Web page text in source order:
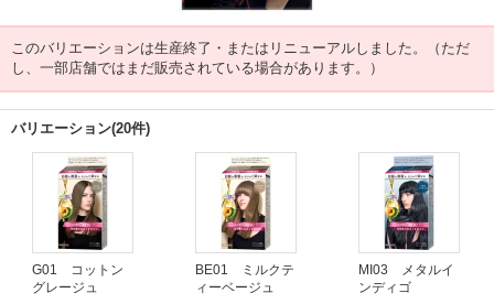
このバリエーションは生産終了・またはリニューアルしました。（ただ
し、一部店舗ではまだ販売されている場合があります。）
バリエーション(20件)
G01 コットン
グレージュ
BE01 ミルクテ
ィーベージュ
MI03 メタルイ
ンディゴ